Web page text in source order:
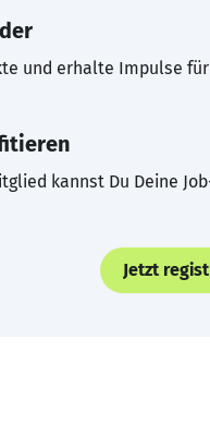
und erhalte Impulse
kannst Du Deine
Jetzt